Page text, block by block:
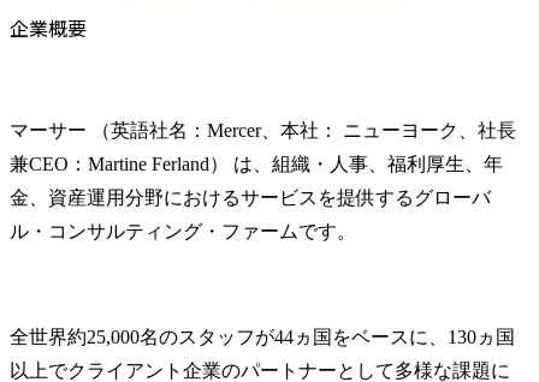
企業概要
マーサー （英語社名：Mercer、本社： ニューヨーク、社長
兼CEO：Martine Ferland） は、組織・人事、福利厚生、年
金、資産運用分野におけるサービスを提供するグローバ
ル・コンサルティング・ファームです。
全世界約25,000名のスタッフが44ヵ国をベースに、130ヵ国
以上でクライアント企業のパートナーとして多様な課題に